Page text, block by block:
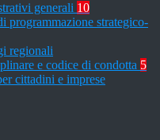
generali 10
programmazione strategico-
regionali
e codice di condotta 5
cittadini e imprese